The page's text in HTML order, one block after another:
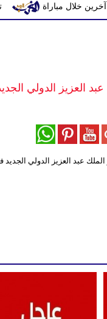
تفشي
العزيز الدولي